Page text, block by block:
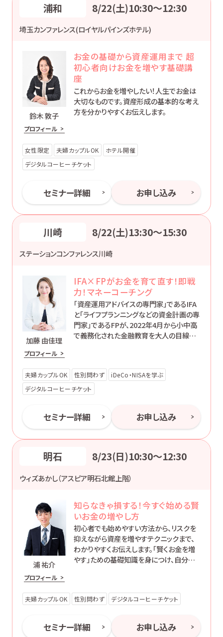
浦和 8/22(土)10:30〜12:30
埼玉カンファレンス(ロイヤルパインズホテル)
鈴木 敦子
プロフィール
お金の基礎から資産運用まで 超
初心者向けお金を増やす基礎講
座
これからお金を増やしたい！人生でお金は
大切なものです。資産形成の基本的な考え
方を分かりやすくお伝えします。
女性限定 夫婦カップルOK
ホテル開催
デジタルコーヒーチケット
セミナー詳細 お申し込み
川崎 8/22(土)13:30〜15:30
ステーションコンファレンス川崎
加藤 由佳理
プロフィール
IFA×FPがお金を育て直す！即戦
力！マネーコーチング
「資産運用アドバイスの専門家」であるIFA
と「ライフプランニングなどの資金計画の専
門家」であるFPが、2022年4月から小中高
で義務化された金融教育を大人の目線で
夫婦カップルOK 性別問わず
iDeCo・NISAを学ぶ
デジタルコーヒーチケット
セミナー詳細 お申し込み
明石 8/23(日)10:30〜12:30
ウィズあかし（アスピア明石北館上階）
浦 祐介
プロフィール
知らなきゃ損する！今すぐ始める賢
いお金の増やし方
初心者でも始めやすい方法から、リスクを
抑えながら資産を増やすテクニックまで、
わかりやすくお伝えします。「賢くお金を増
やす」ための基礎知識を身につけ、自分に
夫婦カップルOK 性別問わず デジタルコーヒーチケット
セミナー詳細 お申し込み